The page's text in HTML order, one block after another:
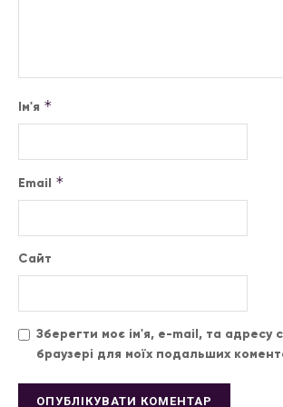
Ім'я *
Email *
Сайт
Зберегти моє ім'я, e-mail, та адресу
браузері для моїх подальших